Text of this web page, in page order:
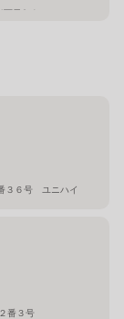
丁目2-1
３６号 ユニハイ
番３号